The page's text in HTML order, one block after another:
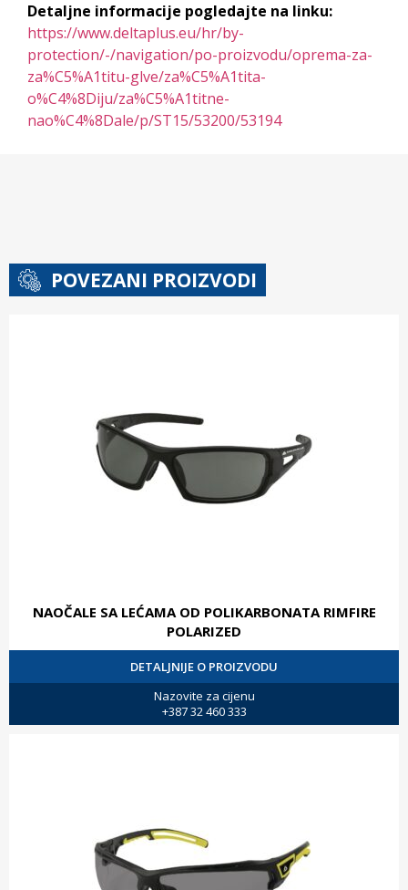
Detaljne informacije pogledajte na linku:
https://www.deltaplus.eu/hr/by-
protection/-/navigation/po-proizvodu/oprema-za-
za%C5%A1titu-glve/za%C5%A1tita-
o%C4%8Diju/za%C5%A1titne-
nao%C4%8Dale/p/ST15/53200/53194
POVEZANI PROIZVODI
NAOČALE SA LEĆAMA OD POLIKARBONATA RIMFIRE
POLARIZED
DETALJNIJE O PROIZVODU
Nazovite za cijenu
+387 32 460 333